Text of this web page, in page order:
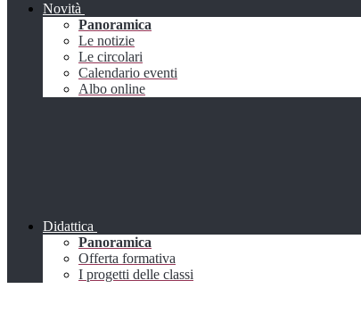
Novità
Panoramica
Le notizie
Le circolari
Calendario eventi
Albo online
Didattica
Panoramica
Offerta formativa
I progetti delle classi